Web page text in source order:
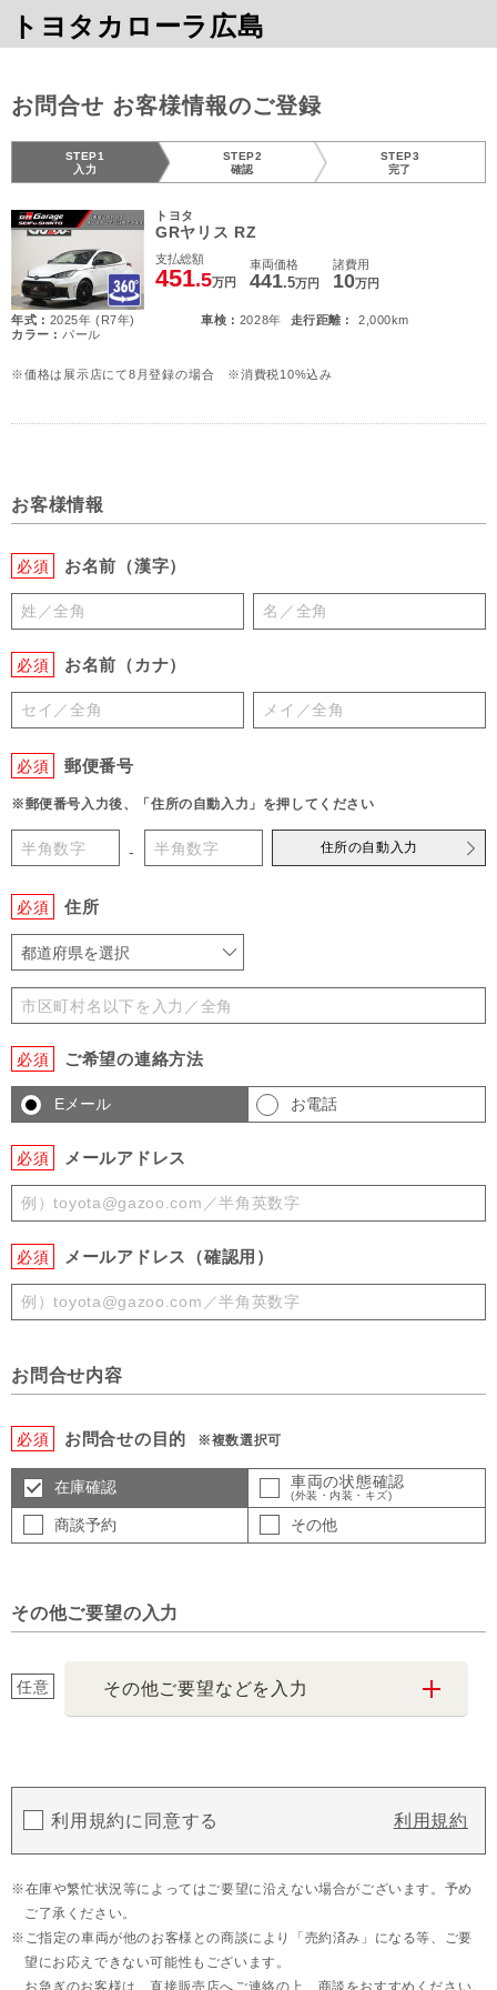
トヨタカローラ広島
お問合せ お客様情報のご登録
STEP1
入力
STEP2
確認
STEP3
完了
トヨタ
GRヤリス RZ
支払総額
451.5万円
車両価格
441.5万円
諸費用
10万円
年式 : 2025年 (R7年) 車検 : 2028年 走行距離 :
2,000km
カラー : パール
※価格は展示店にて8月登録の場合 ※消費税10%込み
お客様情報
必須 お名前（漢字）
必須 お名前（カナ）
必須 郵便番号
※郵便番号入力後、「住所の自動入力」を押してください
- 住所の自動入力
必須 住所
都道府県を選択
必須 ご希望の連絡方法
Eメール お電話
必須 メールアドレス
必須 メールアドレス（確認用）
お問合せ内容
必須 お問合せの目的 ※複数選択可
在庫確認 車両の状態確認
(外装・内装・キズ)
商談予約 その他
その他ご要望の入力
任意 その他ご要望などを入力
利用規約に同意する 利用規約
在庫や繁忙状況等によってはご要望に沿えない場合がございます。予め
ご了承ください。
ご指定の車両が他のお客様との商談により「売約済み」になる等、ご要
望にお応えできない可能性もございます。
お急ぎのお客様は、直接販売店へご連絡の上、商談をおすすめください。